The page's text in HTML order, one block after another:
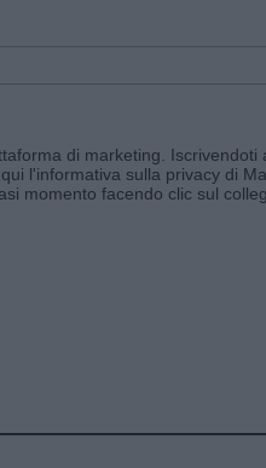
di marketing.
l'informativa sulla privacy di
momento facendo clic sul